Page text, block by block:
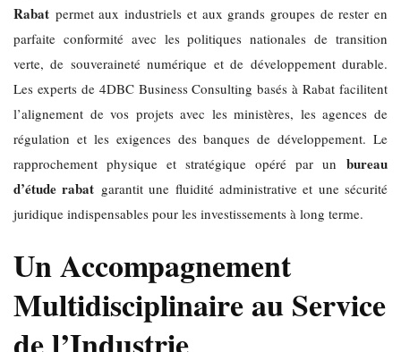
Rabat permet aux industriels et aux grands groupes de rester en
parfaite conformité avec les politiques nationales de transition
verte, de souveraineté numérique et de développement durable.
Les experts de 4DBC Business Consulting basés à Rabat facilitent
l’alignement de vos projets avec les ministères, les agences de
régulation et les exigences des banques de développement. Le
rapprochement physique et stratégique opéré par un bureau
d’étude rabat garantit une fluidité administrative et une sécurité
juridique indispensables pour les investissements à long terme.
Un Accompagnement
Multidisciplinaire au Service